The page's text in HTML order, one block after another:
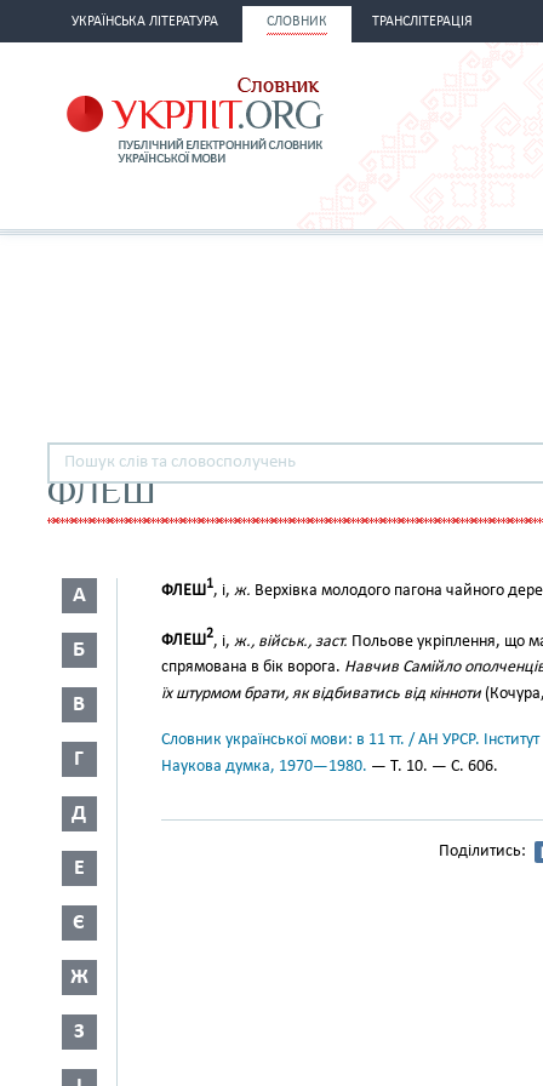
УКРАЇНСЬКА ЛІТЕРАТУРА СЛОВНИК ТРАНСЛІТЕРАЦІЯ
ФЛЕШ
А
Б
В
Г
Д
Е
Є
Ж
З
ФЛЕШ1, і, ж. Верхівка молодого пагона чайного
ФЛЕШ2, і, ж., військ., заст. Польове укріплення, що
спрямована в бік ворога. Навчив Самійло
їх штурмом брати, як відбиватись від кінноти
Словник української мови: в 11 тт. / АН УРСР.
Наукова думка, 1970—1980. — Т. 10. — С. 606.
Поділитись: